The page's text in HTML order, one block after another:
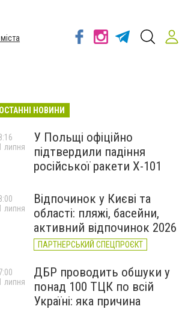
ОСТАННІ НОВИНИ
У Польщі офіційно
підтвердили падіння
російської ракети Х-101
липня
Відпочинок у Києві та
області: пляжі, басейни,
активний відпочинок 2026
ПАРТНЕРСЬКИЙ СПЕЦПРОЄКТ
липня
ДБР проводить обшуки у
понад 100 ТЦК по всій
Україні: яка причина
липня